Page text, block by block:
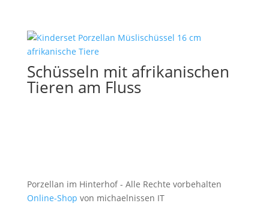
Schüsseln mit afrikanischen
Tieren am Fluss
Porzellan im Hinterhof - Alle Rechte vorbehalten
Online-Shop von michaelnissen IT